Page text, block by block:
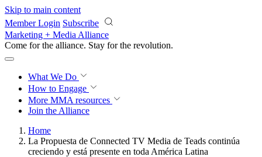
Skip to main content
Member Login Subscribe
Marketing + Media Alliance
Come for the alliance. Stay for the revolution.
What We Do
How to Engage
More MMA resources
Join the Alliance
Home
La Propuesta de Connected TV Media de Teads continúa
creciendo y está presente en toda América Latina